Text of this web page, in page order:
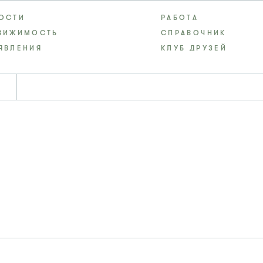
РАБОТА
СПРАВОЧНИК
КЛУБ ДРУЗЕЙ